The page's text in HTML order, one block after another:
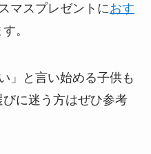
マスプレゼントにおす
。
」と言い始める子供も
に迷う方はぜひ参考